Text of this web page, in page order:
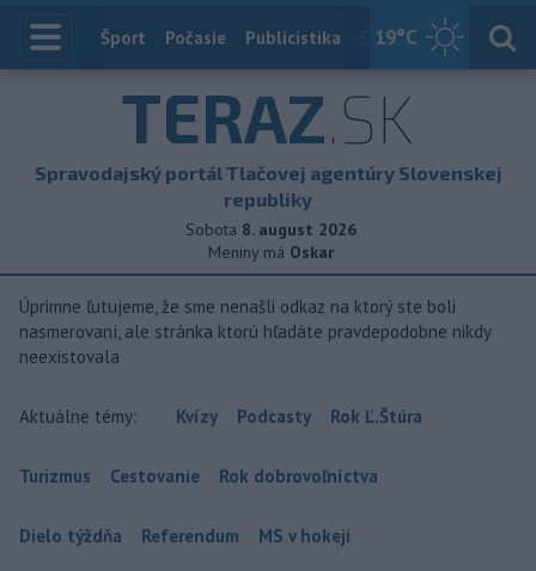
19°C
Index
Šport Počasie Publicistika Slovensko
TERAZ.SK
Spravodajský portál Tlačovej agentúry Slovenskej
republiky
Sobota 8. august 2026
Meniny má Oskar
Úprimne ľutujeme, že sme nenašli odkaz na ktorý ste boli
nasmerovaní, ale stránka ktorú hľadáte pravdepodobne nikdy
neexistovala
Aktuálne témy: Kvízy Podcasty Rok Ľ.Štúra
Turizmus Cestovanie Rok dobrovoľníctva
Dielo týždňa Referendum MS v hokeji